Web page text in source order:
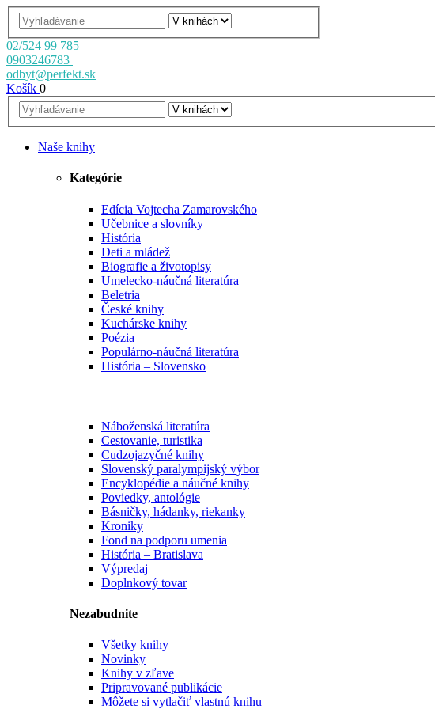
02/524 99 785
0903246783
odbyt@perfekt.sk
Košík 0
Naše knihy
Kategórie
Edícia Vojtecha Zamarovského
Učebnice a slovníky
História
Deti a mládež
Biografie a životopisy
Umelecko-náučná literatúra
Beletria
České knihy
Kuchárske knihy
Poézia
Populárno-náučná literatúra
História – Slovensko
Náboženská literatúra
Cestovanie, turistika
Cudzojazyčné knihy
Slovenský paralympijský výbor
Encyklopédie a náučné knihy
Poviedky, antológie
Básničky, hádanky, riekanky
Kroniky
Fond na podporu umenia
História – Bratislava
Výpredaj
Doplnkový tovar
Nezabudnite
Všetky knihy
Novinky
Knihy v zľave
Pripravované publikácie
Môžete si vytlačiť vlastnú knihu